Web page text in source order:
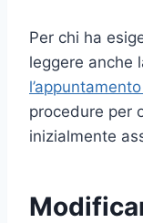
Per chi ha
leggere anche
procedure per
inizialmente